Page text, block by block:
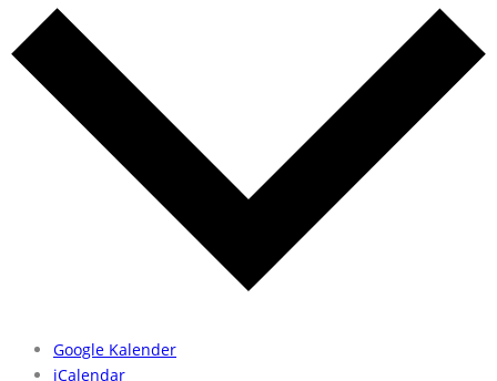
Goog­le Ka­len­der
iCal­en­dar